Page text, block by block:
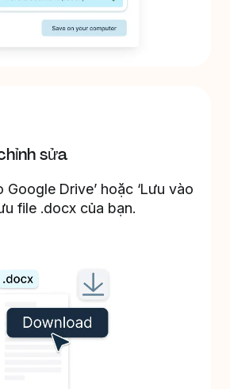
sửa
Google Drive’ hoặc ‘Lưu vào
file .docx của bạn.